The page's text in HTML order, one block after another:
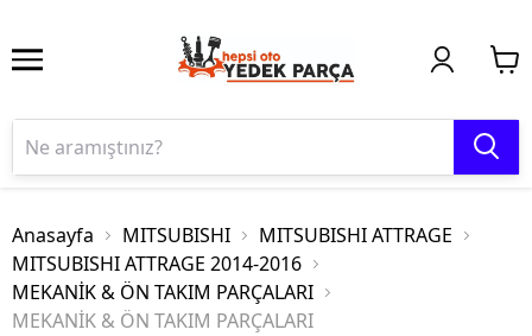
Anasayfa MITSUBISHI
MITSUBISHI ATTRAGE
MITSUBISHI ATTRAGE 2014-2016
MEKANİK & ÖN TAKIM PARÇALARI
MEKANİK & ÖN TAKIM PARÇALARI